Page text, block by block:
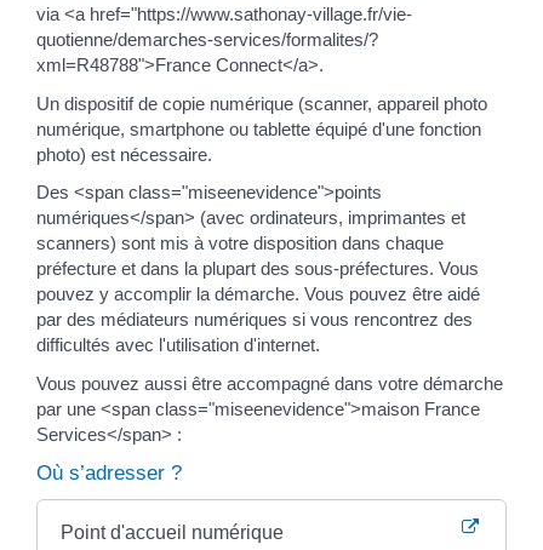
via <a href="https://www.sathonay-village.fr/vie-
quotienne/demarches-services/formalites/?
xml=R48788">France Connect</a>.
Un dispositif de copie numérique (scanner, appareil photo
numérique, smartphone ou tablette équipé d'une fonction
photo) est nécessaire.
Des <span class="miseenevidence">points
numériques</span> (avec ordinateurs, imprimantes et
scanners) sont mis à votre disposition dans chaque
préfecture et dans la plupart des sous-préfectures. Vous
pouvez y accomplir la démarche. Vous pouvez être aidé
par des médiateurs numériques si vous rencontrez des
difficultés avec l'utilisation d'internet.
Vous pouvez aussi être accompagné dans votre démarche
par une <span class="miseenevidence">maison France
Services</span> :
Où s’adresser ?
Point d'accueil numérique